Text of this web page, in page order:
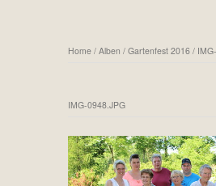
Home / Alben / Gartenfest 2016 /
IMG-0948.JPG